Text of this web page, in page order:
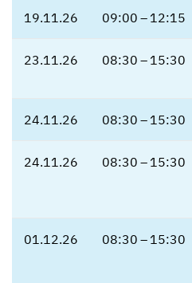
19.11.26 09:00 – 12:15
23.11.26 08:30 – 15:30
24.11.26 08:30 – 15:30
24.11.26 08:30 – 15:30
01.12.26 08:30 – 15:30